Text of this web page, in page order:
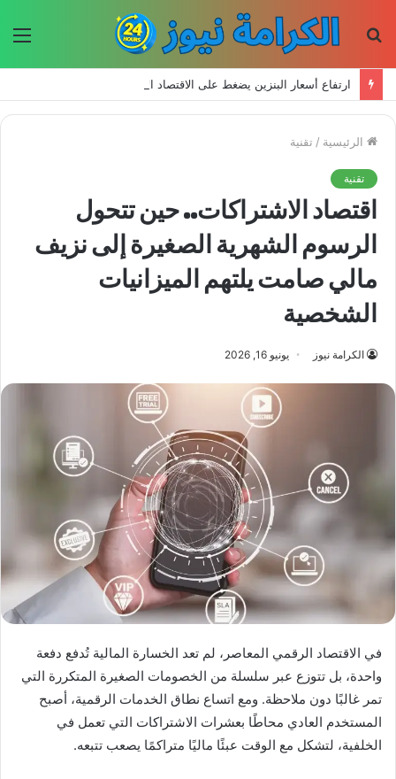
الرئيسية / تقنية
تقنية
اقتصاد الاشتراكات.. حين تتحول
الرسوم الشهرية الصغيرة إلى نزيف
مالي صامت يلتهم الميزانيات
الشخصية
الكرامة نيوز يونيو 16, 2026
في الاقتصاد الرقمي المعاصر، لم تعد الخسارة المالية تُدفع دفعة
واحدة، بل تتوزع عبر سلسلة من الخصومات الصغيرة المتكررة التي
تمر غالبًا دون ملاحظة. ومع اتساع نطاق الخدمات الرقمية، أصبح
المستخدم العادي محاطًا بعشرات الاشتراكات التي تعمل في
الخلفية، لتشكل مع الوقت عبئًا ماليًا متراكمًا يصعب تتبعه.